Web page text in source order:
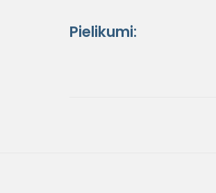
Pielikumi: